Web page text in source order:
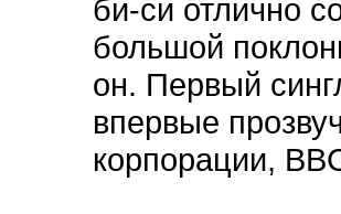
би-си отлично
большой
он. Первый
впервые
корпорации,